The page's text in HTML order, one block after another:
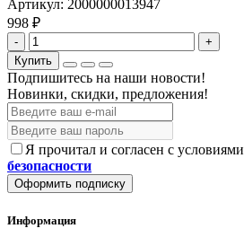
Артикул: 2000000013947
998 ₽
-
+
Купить
Подпишитесь на наши новости!
Новинки, скидки, предложения!
Я прочитал и согласен с условиями
безопасности
Оформить подписку
Информация